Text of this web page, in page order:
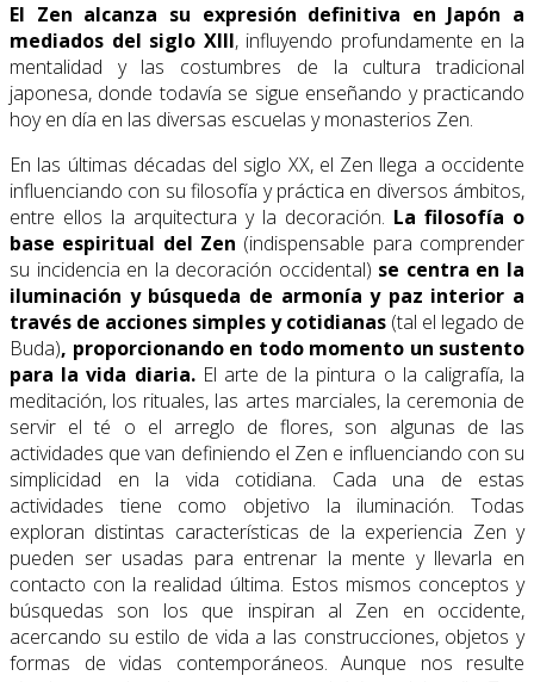
El Zen alcanza su expresión definitiva en Japón a
mediados del siglo XIII, influyendo profundamente en la
mentalidad y las costumbres de la cultura tradicional
japonesa, donde todavía se sigue enseñando y practicando
hoy en día en las diversas escuelas y monasterios Zen.
En las últimas décadas del siglo XX, el Zen llega a occidente
influenciando con su filosofía y práctica en diversos ámbitos,
entre ellos la arquitectura y la decoración. La filosofía o
base espiritual del Zen (indispensable para comprender
su incidencia en la decoración occidental) se centra en la
iluminación y búsqueda de armonía y paz interior a
través de acciones simples y cotidianas (tal el legado de
Buda), proporcionando en todo momento un sustento
para la vida diaria.El arte de la pintura o la caligrafía, la
meditación, los rituales, las artes marciales, la ceremonia de
servir el té o el arreglo de flores, son algunas de las
actividades que van definiendo el Zen e influenciando con su
simplicidad en la vida cotidiana. Cada una de estas
actividades tiene como objetivo la iluminación. Todas
exploran distintas características de la experiencia Zen y
pueden ser usadas para entrenar la mente y llevarla en
contacto con la realidad última. Estos mismos conceptos y
búsquedas son los que inspiran al Zen en occidente,
acercando su estilo de vida a las construcciones, objetos y
formas de vidas contemporáneos. Aunque nos resulte